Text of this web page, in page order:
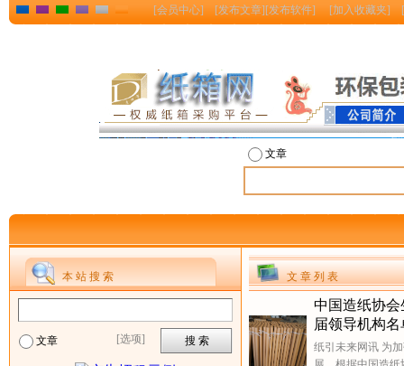
[会员中心] [发布文章][发布软件] [加入收藏夹] [
文章
本 站 搜 索
文章 [选项]
文 章 列 表
中国造纸协
届领导机构名
纸引未来网讯 为